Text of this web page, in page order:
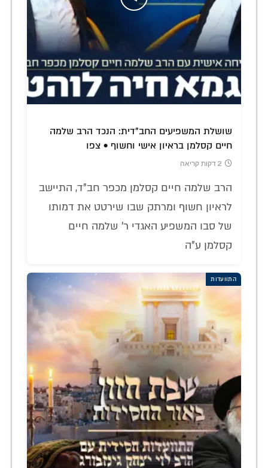
שושלת המשפיעים החב"דית: הנכד הרב שלמה
חיים קסלמן בראיון אישי וחשוף • צפו
2 דקות קריאה
הרב שלמה חיים קסלמן מכפר חב"ד, התיישב
לראיון חשוף ומרתק שבו שירטט את דמותו
של סבו המשפיע האגדי ר' שלמה חיים
קסלמן ע"ה
התוועדות